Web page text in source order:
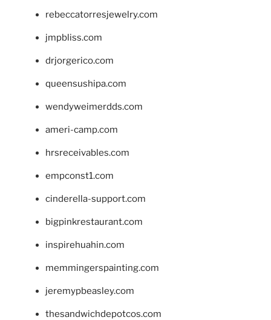
rebeccatorresjewelry.com
jmpbliss.com
drjorgerico.com
queensushipa.com
wendyweimerdds.com
ameri-camp.com
hrsreceivables.com
empconst1.com
cinderella-support.com
bigpinkrestaurant.com
inspirehuahin.com
memmingerspainting.com
jeremypbeasley.com
thesandwichdepotcos.com